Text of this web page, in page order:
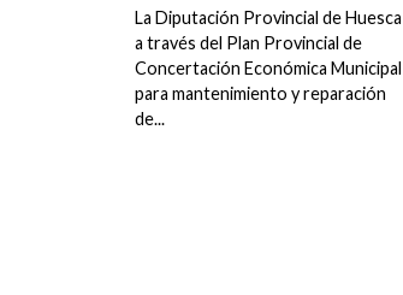
La Diputación Provincial de Huesca
a través del Plan Provincial de
Concertación Económica Municipal
para mantenimiento y reparación
de...